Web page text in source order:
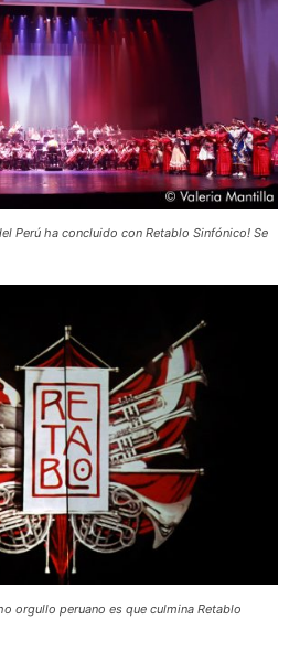
Perú ha concluido con Retablo Sinfónico! Se
orgullo peruano es que culmina Retablo